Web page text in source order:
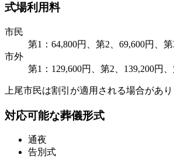
式場利用料
市民
第1：64,800円、第2、69,600円、第
市外
第1：129,600円、第2、139,200円
上尾市民は割引が適用される場合があり
対応可能な葬儀形式
通夜
告別式